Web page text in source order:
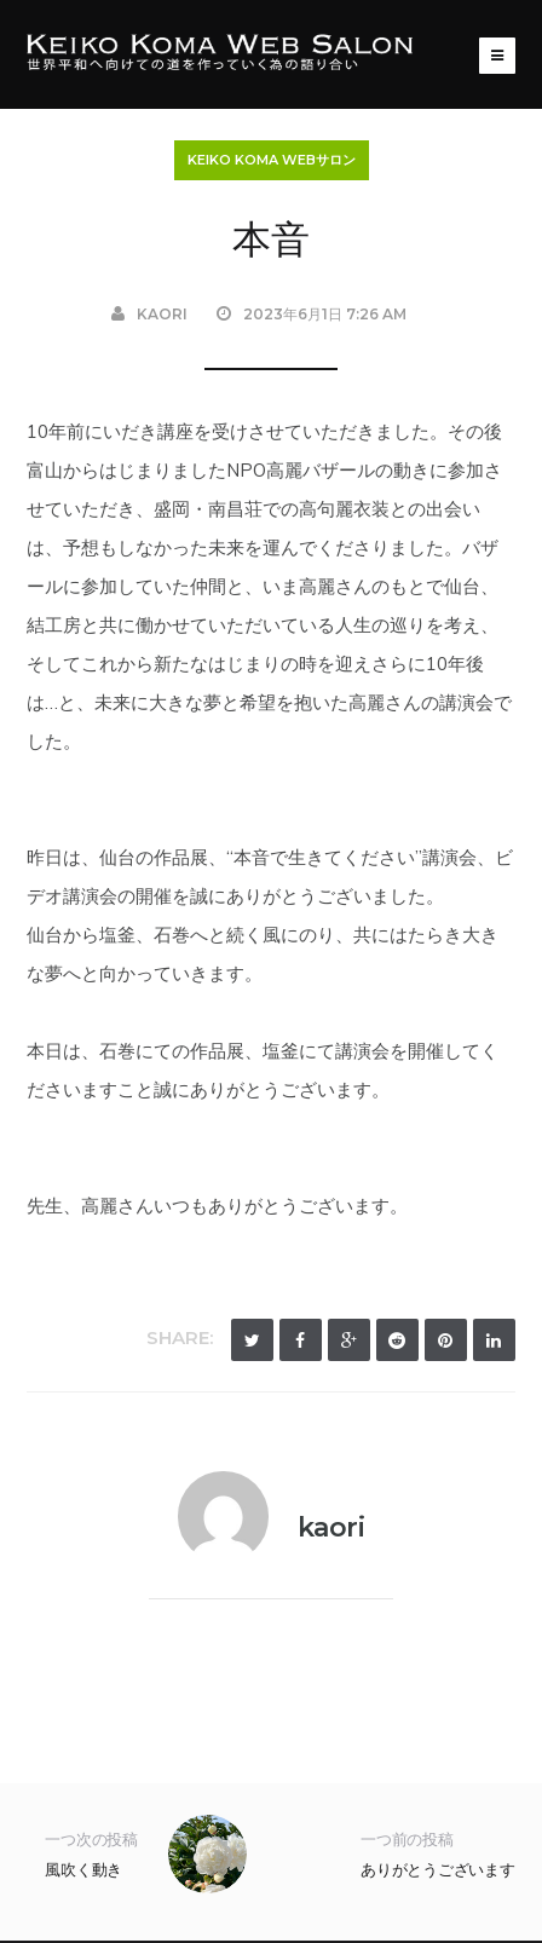
KEIKO KOMA WEBサロン
本音
KAORI 2023年6月1日 7:26 AM
10年前にいだき講座を受けさせていただきました。その後
富山からはじまりましたNPO高麗バザールの動きに参加さ
せていただき、盛岡・南昌荘での高句麗衣装との出会い
は、予想もしなかった未来を運んでくださりました。バザ
ールに参加していた仲間と、いま高麗さんのもとで仙台、
結工房と共に働かせていただいている人生の巡りを考え、
そしてこれから新たなはじまりの時を迎えさらに10年後
は…と、未来に大きな夢と希望を抱いた高麗さんの講演会で
した。
昨日は、仙台の作品展、“本音で生きてください”講演会、ビ
デオ講演会の開催を誠にありがとうございました。
仙台から塩釜、石巻へと続く風にのり、共にはたらき大き
な夢へと向かっていきます。
本日は、石巻にての作品展、塩釜にて講演会を開催してく
ださいますこと誠にありがとうございます。
先生、高麗さんいつもありがとうございます。
SHARE:
kaori
一つ前の投稿
ありがとうございます
一つ次の投稿
風吹く動き